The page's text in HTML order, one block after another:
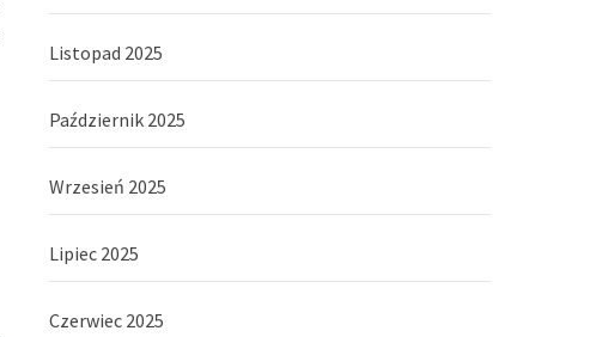
Listopad 2025
Październik 2025
Wrzesień 2025
Lipiec 2025
Czerwiec 2025